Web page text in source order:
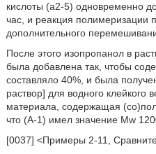
кислоты (a2-5) одновременно
час, и реакция полимеризации
дополнительного
После этого изопропанол в
была добавлена так, чтобы
составляло 40%, и была
раствор] для водного клейкого
материала, содержащая
что (А-1) имел значение Mw
[0037] <Примеры 2-11,